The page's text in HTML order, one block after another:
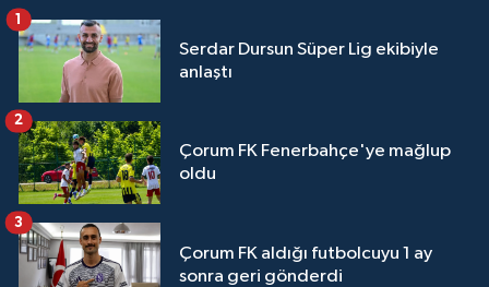
Serdar Dursun Süper Lig ekibiyle
anlaştı
1
Çorum FK Fenerbahçe'ye mağlup
oldu
2
Çorum FK aldığı futbolcuyu 1 ay
sonra geri gönderdi
3